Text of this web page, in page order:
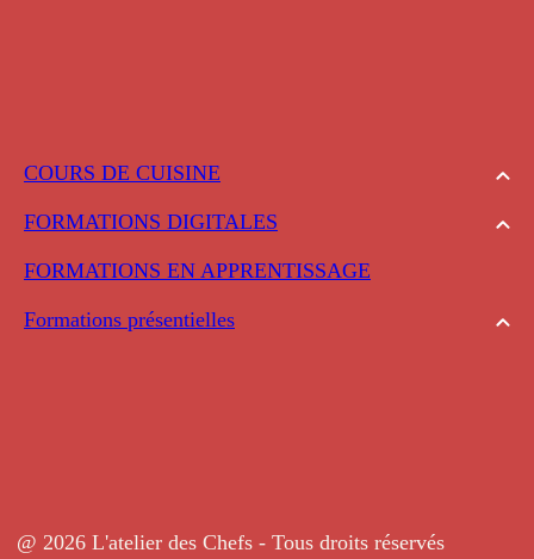
COURS DE CUISINE
FORMATIONS DIGITALES
FORMATIONS EN APPRENTISSAGE
Formations présentielles
@ 2026 L'atelier des Chefs - Tous droits réservés